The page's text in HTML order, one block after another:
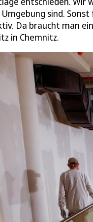
sind.
Da braucht man
in Chemnitz.